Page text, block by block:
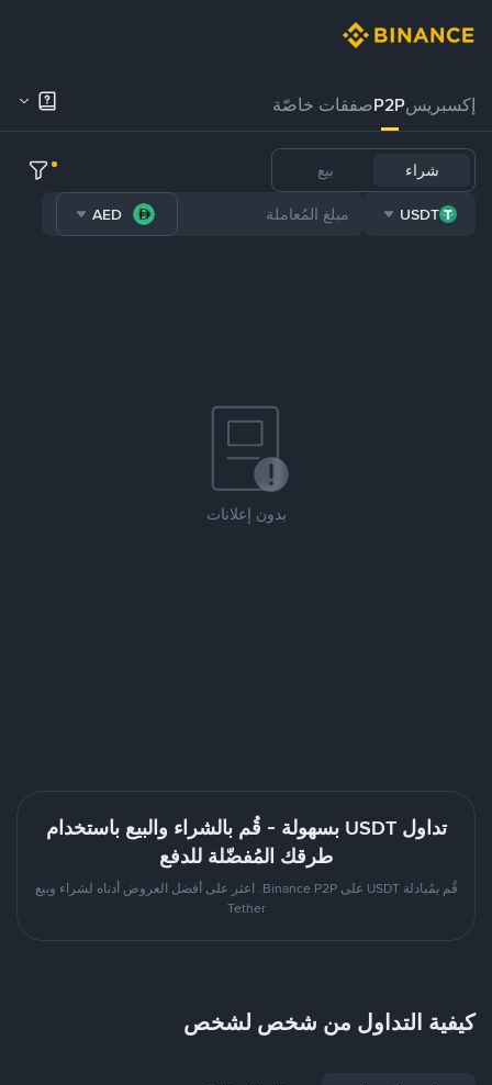
إكسبريسP2Pصفقات خاصّة
شراء بيع
USDT
AED
بدون إعلانات
تداول USDT بسهولة - قُم بالشراء والبيع باستخدام
طرقك المُفضّلة للدفع
قُم بمُبادلة USDT على Binance P2P. اعثر على أفضل العروض أدناه لشراء وبيع
Tether
كيفية التداول من شخص لشخص